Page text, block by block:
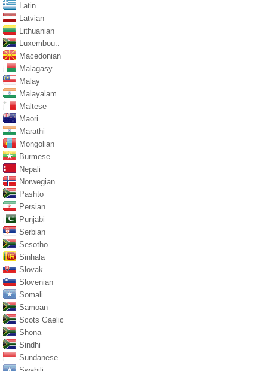
Latin
Latvian
Lithuanian
Luxembou..
Macedonian
Malagasy
Malay
Malayalam
Maltese
Maori
Marathi
Mongolian
Burmese
Nepali
Norwegian
Pashto
Persian
Punjabi
Serbian
Sesotho
Sinhala
Slovak
Slovenian
Somali
Samoan
Scots Gaelic
Shona
Sindhi
Sundanese